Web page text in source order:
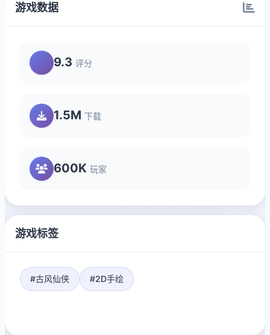
游戏数据
9.3 评分
1.5M 下载
600K 玩家
游戏标签
#古风仙侠 #2D手绘